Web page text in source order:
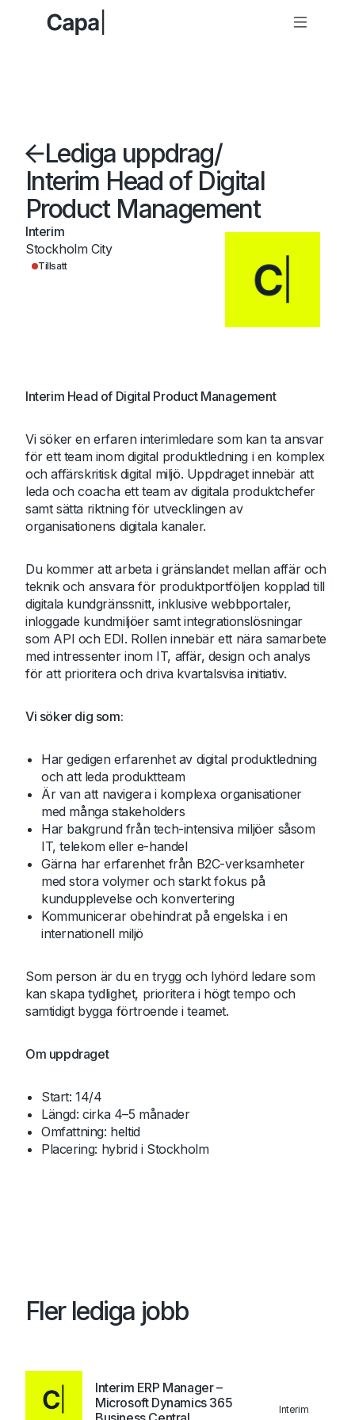
Lediga uppdrag/
Interim Head of Digital
Product Management
Interim
Stockholm City
Tillsatt
Interim Head of Digital Product Management
Vi söker en erfaren interimledare som kan ta ansvar
för ett team inom digital produktledning i en komplex
och affärskritisk digital miljö. Uppdraget innebär att
leda och coacha ett team av digitala produktchefer
samt sätta riktning för utvecklingen av
organisationens digitala kanaler.
Du kommer att arbeta i gränslandet mellan affär och
teknik och ansvara för produktportföljen kopplad till
digitala kundgränssnitt, inklusive webbportaler,
inloggade kundmiljöer samt integrationslösningar
som API och EDI. Rollen innebär ett nära samarbete
med intressenter inom IT, affär, design och analys
för att prioritera och driva kvartalsvisa initiativ.
Vi söker dig som:
Har gedigen erfarenhet av digital produktledning
och att leda produktteam
Är van att navigera i komplexa organisationer
med många stakeholders
Har bakgrund från tech-intensiva miljöer såsom
IT, telekom eller e-handel
Gärna har erfarenhet från B2C-verksamheter
med stora volymer och starkt fokus på
kundupplevelse och konvertering
Kommunicerar obehindrat på engelska i en
internationell miljö
Som person är du en trygg och lyhörd ledare som
kan skapa tydlighet, prioritera i högt tempo och
samtidigt bygga förtroende i teamet.
Om uppdraget
Start: 14/4
Längd: cirka 4–5 månader
Omfattning: heltid
Placering: hybrid i Stockholm
Fler lediga jobb
Interim ERP Manager –
Microsoft Dynamics 365
Interim